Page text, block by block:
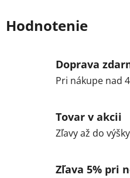
Hodnotenie
Doprava
Pri nákupe nad
Tovar v akcii
Zľavy až do
Zľava 5% pri